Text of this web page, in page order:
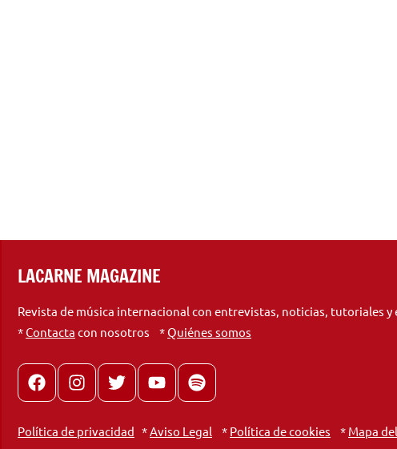
LACARNE MAGAZINE
Revista de música internacional con entrevistas, noticias, tutoriales y
*Contacta con nosotros *Quiénes somos
FacebookInstagram
X youtubespotify
Política de privacidad *Aviso Legal * Política de cookies * Mapa